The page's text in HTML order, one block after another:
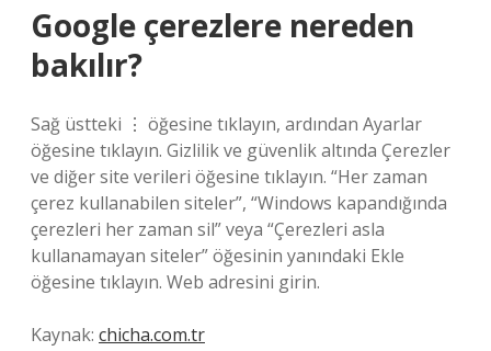
Google çerezlere nereden
bakılır?
Sağ üstteki ⋮ öğesine tıklayın, ardından Ayarlar
öğesine tıklayın. Gizlilik ve güvenlik altında Çerezler
ve diğer site verileri öğesine tıklayın. “Her zaman
çerez kullanabilen siteler”, “Windows kapandığında
çerezleri her zaman sil” veya “Çerezleri asla
kullanamayan siteler” öğesinin yanındaki Ekle
öğesine tıklayın. Web adresini girin.
Kaynak: chicha.com.tr